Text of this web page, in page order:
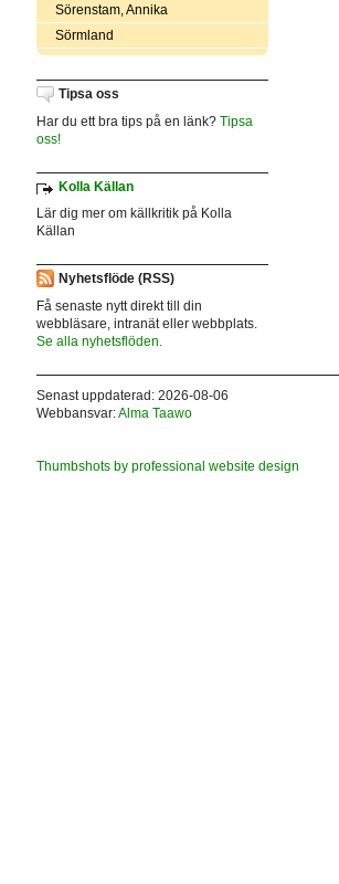
Sörenstam, Annika
Sörmland
Tipsa oss
Har du ett bra tips på en länk? Tipsa
oss!
Kolla Källan
Lär dig mer om källkritik på Kolla
Källan
Nyhetsflöde (RSS)
Få senaste nytt direkt till din
webbläsare, intranät eller webbplats.
Se alla nyhetsflöden.
Senast uppdaterad: 2026-08-06
Webbansvar:Alma Taawo
Thumbshots by professional website design